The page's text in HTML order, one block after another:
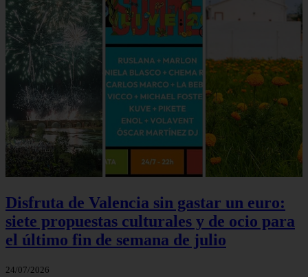
Disfruta de Valencia sin gastar un euro:
siete propuestas culturales y de ocio para
el último fin de semana de julio
24/07/2026